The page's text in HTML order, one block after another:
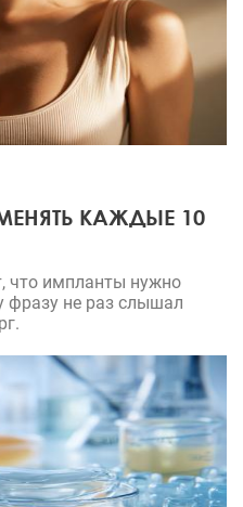
КАЖДЫЕ 10
что импланты нужно
фразу не раз слышал